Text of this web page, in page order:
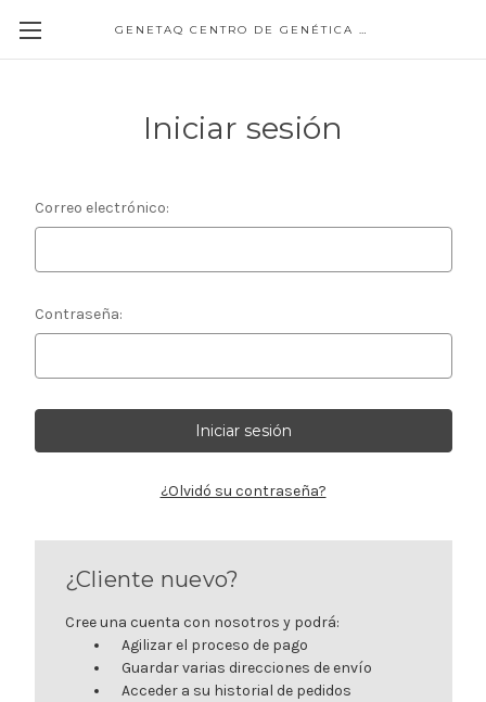
GENETAQ CENTRO DE GENÉTICA MOLECULAR
Iniciar sesión
Correo electrónico:
Contraseña:
¿Olvidó su contraseña?
¿Cliente nuevo?
Cree una cuenta con nosotros y podrá:
Agilizar el proceso de pago
Guardar varias direcciones de envío
Acceder a su historial de pedidos